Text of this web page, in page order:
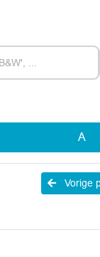
A
Vorige